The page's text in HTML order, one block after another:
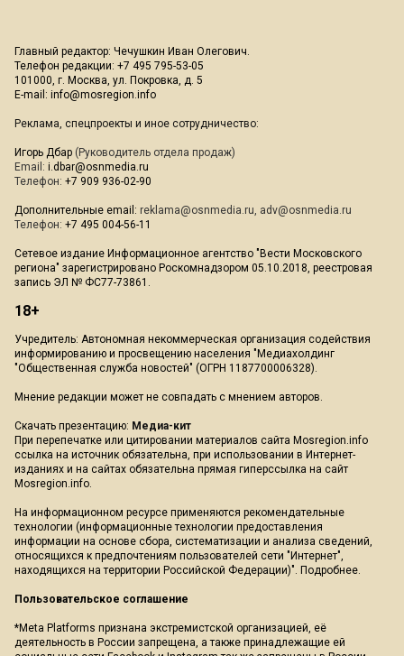
Главный редактор: Чечушкин Иван Олегович.
Телефон редакции: +7 495 795-53-05
101000, г. Москва, ул. Покровка, д. 5
E-mail: info@mosregion.info
Реклама, спецпроекты и иное сотрудничество:
Игорь Дбар (Руководитель отдела продаж)
Email: i.dbar@osnmedia.ru
Телефон: +7 909 936-02-90
Дополнительные email: reklama@osnmedia.ru, adv@osnmedia.ru
Телефон: +7 495 004-56-11
Сетевое издание Информационное агентство "Вести Московского
региона" зарегистрировано Роскомнадзором 05.10.2018, реестровая
запись ЭЛ № ФС77-73861.
18+
Учредитель: Автономная некоммерческая организация содействия
информированию и просвещению населения "Медиахолдинг
"Общественная служба новостей" (ОГРН 1187700006328).
Мнение редакции может не совпадать с мнением авторов.
Скачать презентацию: Медиа-кит
При перепечатке или цитировании материалов сайта Mosregion.info
ссылка на источник обязательна, при использовании в Интернет-
изданиях и на сайтах обязательна прямая гиперссылка на сайт
Mosregion.info.
На информационном ресурсе применяются рекомендательные
технологии (информационные технологии предоставления
информации на основе сбора, систематизации и анализа сведений,
относящихся к предпочтениям пользователей сети "Интернет",
находящихся на территории Российской Федерации)". Подробнее.
Пользовательское соглашение
*Meta Platforms признана экстремистской организацией, её
деятельность в России запрещена, а также принадлежащие ей